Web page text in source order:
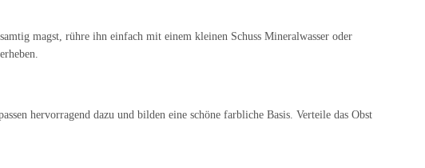
magst, rühre ihn einfach mit einem kleinen Schuss Mineralwasser oder
hervorragend dazu und bilden eine schöne farbliche Basis. Verteile das Obst